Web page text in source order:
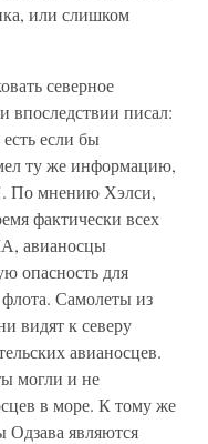
или слишком
северное
впоследствии писал:
если бы
ту же информацию,
По мнению Хэлси,
фактически всех
авианосцы
опасность для
Самолеты из
видят к северу
авианосцев.
могли и не
в море. К тому же
Одзава являются